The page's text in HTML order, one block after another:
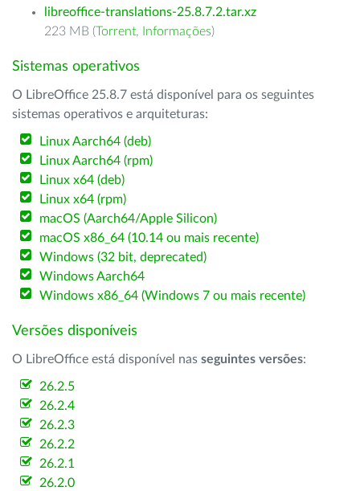
libreoffice-translations-25.8.7.2.tar.xz
223 MB (Torrent, Informações)
Sistemas operativos
O LibreOffice 25.8.7 está disponível para os seguintes
sistemas operativos e arquiteturas:
Linux Aarch64 (deb)
Linux Aarch64 (rpm)
Linux x64 (deb)
Linux x64 (rpm)
macOS (Aarch64/Apple Silicon)
macOS x86_64 (10.14 ou mais recente)
Windows (32 bit, deprecated)
Windows Aarch64
Windows x86_64 (Windows 7 ou mais recente)
Versões disponíveis
O LibreOffice está disponível nas seguintes versões:
26.2.5
26.2.4
26.2.3
26.2.2
26.2.1
26.2.0